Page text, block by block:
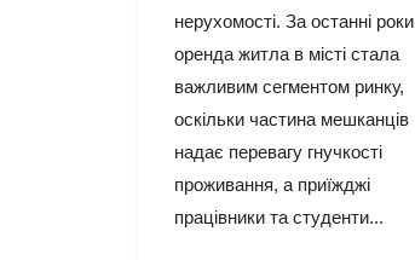
нерухомості. За останні роки
оренда житла в місті стала
важливим сегментом ринку,
оскільки частина мешканців
надає перевагу гнучкості
проживання, а приїжджі
працівники та студенти...